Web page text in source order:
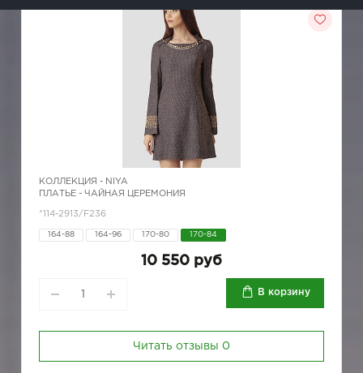
КОЛЛЕКЦИЯ - NIYA
ПЛАТЬЕ - ЧАЙНАЯ ЦЕРЕМОНИЯ
*114-2913/F236
164-88 164-96 170-80 170-84
10 550 руб
В корзину
Читать отзывы 0